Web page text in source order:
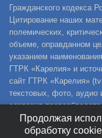
Гражданского кодекса
Цитирование наших
полемических,
объеме, оправданном
указанием
ГТРК «Карелия» и
сайт ГТРК «Карелия»
текстовых, фото, аудио
согласия
Продолжая
обработку